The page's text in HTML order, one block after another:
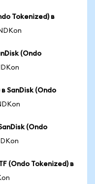
Tokenized) в
(Ondo
SanDisk (Ondo
(Ondo
(Ondo Tokenized) в